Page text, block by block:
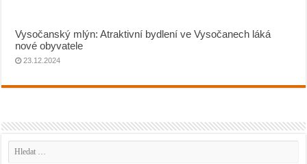
Vysočanský mlýn: Atraktivní bydlení ve Vysočanech láká
nové obyvatele
23.12.2024